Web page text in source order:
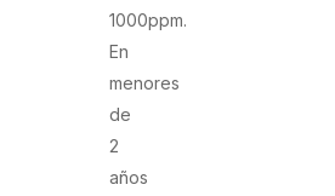
1000ppm.
En
menores
de
2
años